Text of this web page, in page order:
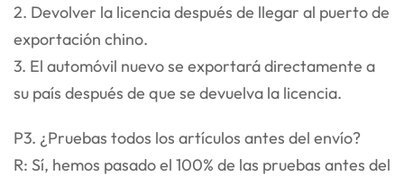
2. Devolver la licencia después de llegar al puerto de
exportación chino.
3. El automóvil nuevo se exportará directamente a
su país después de que se devuelva la licencia.
P3. ¿Pruebas todos los artículos antes del envío?
R: Sí, hemos pasado el 100% de las pruebas antes del